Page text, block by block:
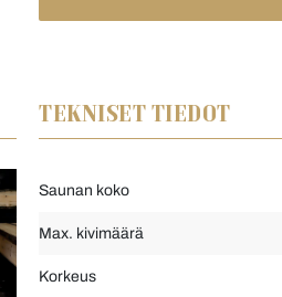
TEKNISET TIEDOT
Saunan koko
Max. kivimäärä
Korkeus